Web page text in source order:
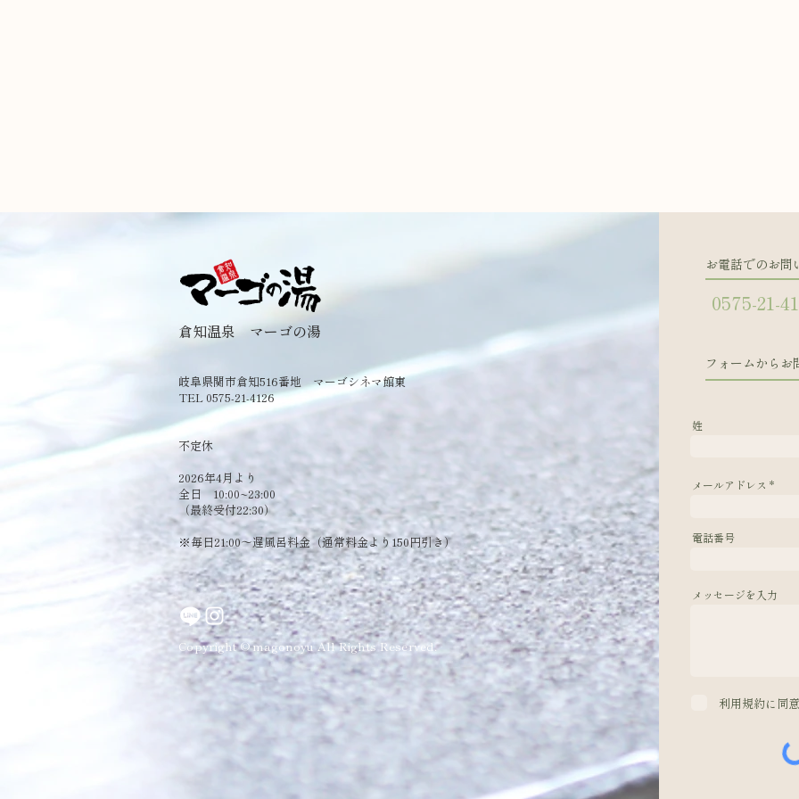
倉知温泉 マーゴの湯
岐阜県関市倉知516番地 マーゴシネマ館東
TEL 0575-21-4126
​不定休
2026年4月より
全日 10:00~23:00
（最終受付22:30）
​※毎日21:00～遅風呂料金（通常料金より150円引き）
Copyright © magonoyu All Rights Reserved.
お電話でのお問
0575-21-
フォームからお
姓
メールアドレス
電話番号
メッセージを入力
利用規約に同